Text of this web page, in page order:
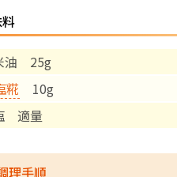
油 25g
糀 10g
適量
理手順